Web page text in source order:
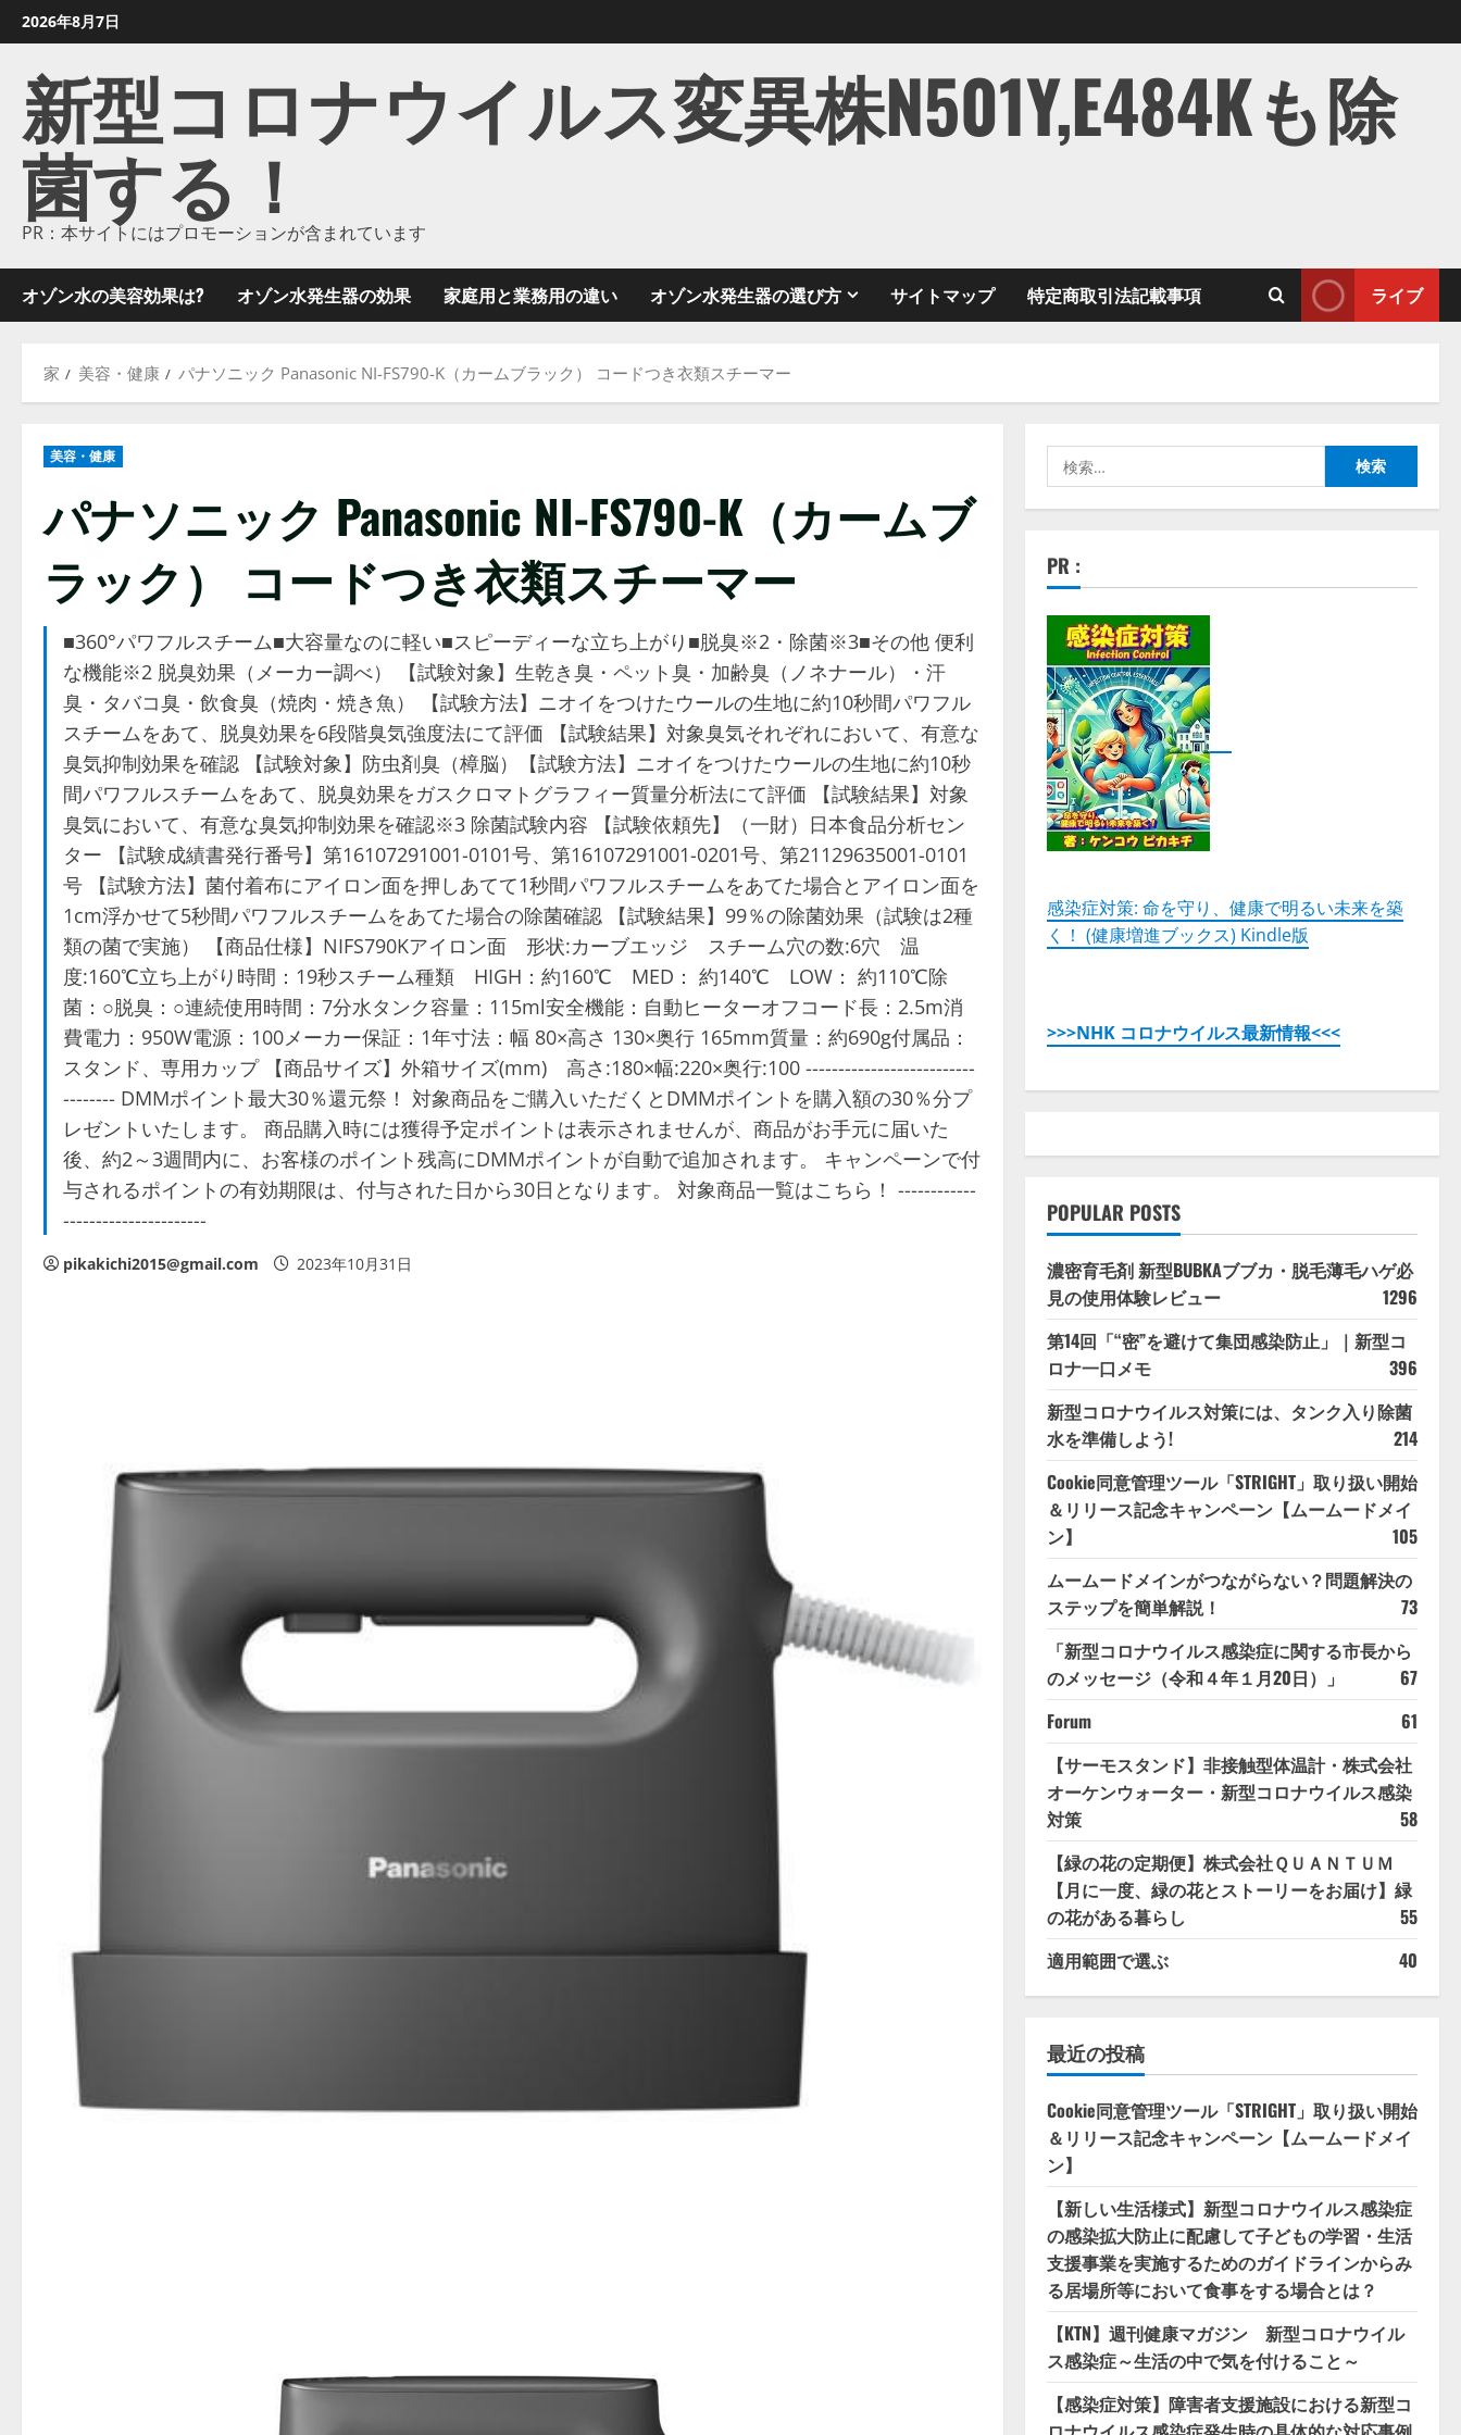
ン
2026年8月7日
新型コロナウイルス変異株N501Y,E484Kも除
菌する！
PR：本サイトにはプロモーションが含まれています
オゾン水の美容効果は? オゾン水発生器の効果 家庭用と業務用の違い オゾン水発生器の選び方 サイトマップ 特定商取引法記載事項 ライブ
家 美容・健康 パナソニック Panasonic NI-FS790-K（カームブラック） コードつき衣類スチーマー
美容・健康
パナソニック Panasonic NI-FS790-K（カームブ
ラック） コードつき衣類スチーマー
■360°パワフルスチーム■大容量なのに軽い■スピーディーな立ち上がり■脱臭※2・除菌※3■その他 便利
な機能※2 脱臭効果（メーカー調べ） 【試験対象】生乾き臭・ペット臭・加齢臭（ノネナール）・汗
臭・タバコ臭・飲食臭（焼肉・焼き魚） 【試験方法】ニオイをつけたウールの生地に約10秒間パワフル
スチームをあて、脱臭効果を6段階臭気強度法にて評価 【試験結果】対象臭気それぞれにおいて、有意な
臭気抑制効果を確認 【試験対象】防虫剤臭（樟脳）【試験方法】ニオイをつけたウールの生地に約10秒
間パワフルスチームをあて、脱臭効果をガスクロマトグラフィー質量分析法にて評価 【試験結果】対象
臭気において、有意な臭気抑制効果を確認※3 除菌試験内容 【試験依頼先】（一財）日本食品分析セン
ター 【試験成績書発行番号】第16107291001-0101号、第16107291001-0201号、第21129635001-0101
号 【試験方法】菌付着布にアイロン面を押しあてて1秒間パワフルスチームをあてた場合とアイロン面を
1cm浮かせて5秒間パワフルスチームをあてた場合の除菌確認 【試験結果】99％の除菌効果（試験は2種
類の菌で実施） 【商品仕様】NIFS790Kアイロン面 形状:カーブエッジ スチーム穴の数:6穴 温
度:160℃立ち上がり時間：19秒スチーム種類 HIGH：約160℃ MED： 約140℃ LOW： 約110℃除
菌：○脱臭：○連続使用時間：7分水タンク容量：115ml安全機能：自動ヒーターオフコード長：2.5m消
費電力：950W電源：100メーカー保証：1年寸法：幅 80×高さ 130×奥行 165mm質量：約690g付属品：
スタンド、専用カップ 【商品サイズ】外箱サイズ(mm) 高さ:180×幅:220×奥行:100 --------------------------
-------- DMMポイント最大30％還元祭！ 対象商品をご購入いただくとDMMポイントを購入額の30％分プ
レゼントいたします。 商品購入時には獲得予定ポイントは表示されませんが、商品がお手元に届いた
後、約2～3週間内に、お客様のポイント残高にDMMポイントが自動で追加されます。 キャンペーンで付
与されるポイントの有効期限は、付与された日から30日となります。 対象商品一覧はこちら！ ------------
----------------------
pikakichi2015@gmail.com 2023年10月31日
索:
PR :
感染症対策: 命を守り、健康で明るい未来を築
く！ (健康増進ブックス) Kindle版
>>>NHK コロナウイルス最新情報<<<
POPULAR POSTS
濃密育毛剤 新型BUBKAブブカ・脱毛薄毛ハゲ必
見の使用体験レビュー
1296
第14回「“密”を避けて集団感染防止」｜新型コ
ロナ一口メモ
396
新型コロナウイルス対策には、タンク入り除菌
水を準備しよう!
214
Cookie同意管理ツール「STRIGHT」取り扱い開始
＆リリース記念キャンペーン【ムームードメイ
ン】
105
ムームードメインがつながらない？問題解決の
ステップを簡単解説！
73
「新型コロナウイルス感染症に関する市長から
のメッセージ（令和４年１月20日）」
67
Forum
61
【サーモスタンド】非接触型体温計・株式会社
オーケンウォーター・新型コロナウイルス感染
対策
58
【緑の花の定期便】株式会社ＱＵＡＮＴＵＭ
【月に一度、緑の花とストーリーをお届け】緑
の花がある暮らし
55
適用範囲で選ぶ
40
最近の投稿
Cookie同意管理ツール「STRIGHT」取り扱い開始
＆リリース記念キャンペーン【ムームードメイ
ン】
【新しい生活様式】新型コロナウイルス感染症
の感染拡大防止に配慮して子どもの学習・生活
支援事業を実施するためのガイドラインからみ
る居場所等において食事をする場合とは？
【KTN】週刊健康マガジン 新型コロナウイル
ス感染症～生活の中で気を付けること～
【感染症対策】障害者支援施設における新型コ